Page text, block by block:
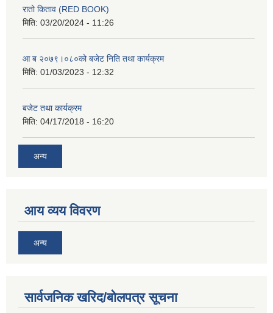
रातो किताव (RED BOOK)
मिति: 03/20/2024 - 11:26
आ ब २०७९।०८०को बजेट निति तथा कार्यक्रम
मिति: 01/03/2023 - 12:32
बजेट तथा कार्यक्रम
मिति: 04/17/2018 - 16:20
अन्य
आय व्यय विवरण
अन्य
सार्वजनिक खरिद/बोलपत्र सूचना